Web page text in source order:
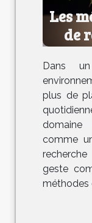
Les
de
Dans
plus de
comme
geste
méthodes